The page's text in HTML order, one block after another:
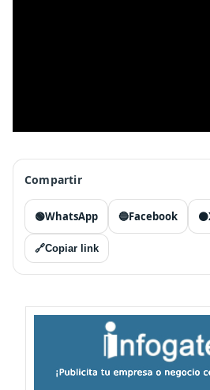
Compartir
🟢WhatsApp 🔵Facebook ⚫
🔗Copiar link